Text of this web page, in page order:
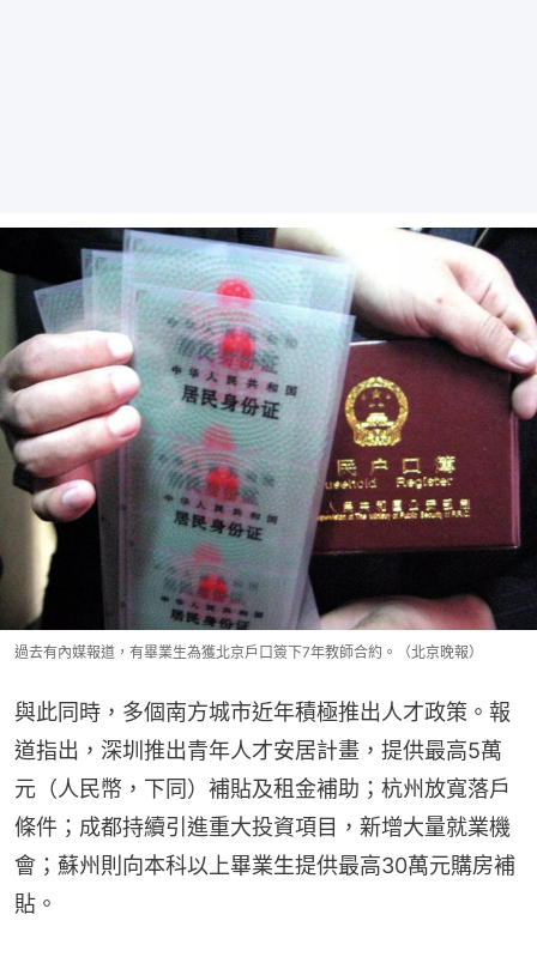
過去有內媒報道，有畢業生為獲北京戶口簽下7年教師合約。（北京晚報）
與此同時，多個南方城市近年積極推出人才政策。報
道指出，深圳推出青年人才安居計畫，提供最高5萬
元（人民幣，下同）補貼及租金補助；杭州放寬落戶
條件；成都持續引進重大投資項目，新增大量就業機
會；蘇州則向本科以上畢業生提供最高30萬元購房補
貼。